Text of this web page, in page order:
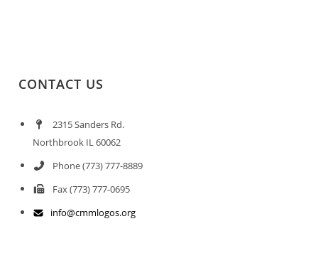
CONTACT US
2315 Sanders Rd.
Northbrook IL 60062
Phone (773) 777-8889
Fax (773) 777-0695
info@cmmlogos.org